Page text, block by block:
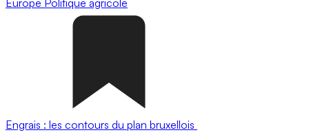
Engrais : les contours du plan bruxellois